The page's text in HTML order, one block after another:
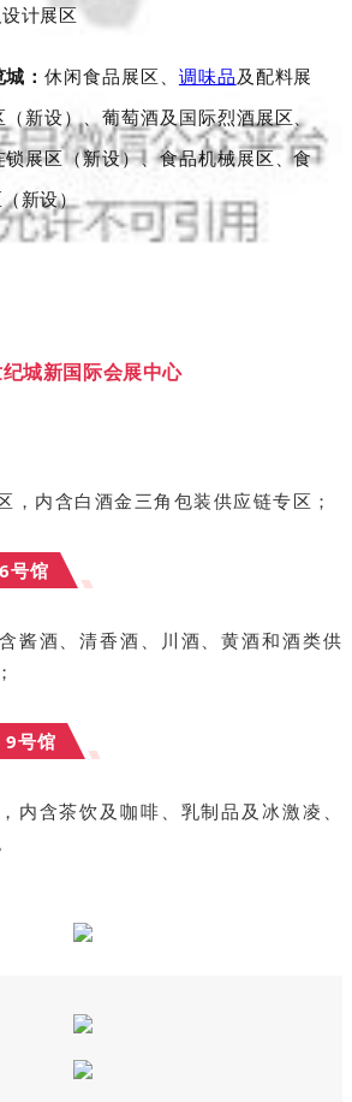
计展区
城：休闲食品展区、 调味品及配料展
新设）、葡萄酒及国际烈酒展区、
锁展区（新设）、食品机械展区、食
新设）
城新国际会展中心
，内含白酒金三角包装供应链专区；
号馆
酱酒、清香酒、川酒、黄酒和酒类供
9号馆
内含茶饮及咖啡、乳制品及冰激凌、